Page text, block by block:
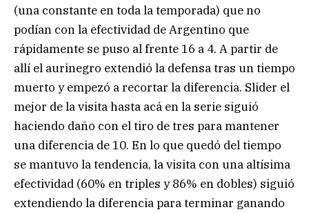
(una constante en toda la temporada) que no
podían con la efectividad de Argentino que
rápidamente se puso al frente 16 a 4. A partir de
allí el aurinegro extendió la defensa tras un tiempo
muerto y empezó a recortar la diferencia. Slider el
mejor de la visita hasta acá en la serie siguió
haciendo daño con el tiro de tres para mantener
una diferencia de 10. En lo que quedó del tiempo
se mantuvo la tendencia, la visita con una altísima
efectividad (60% en triples y 86% en dobles) siguió
extendiendo la diferencia para terminar ganando